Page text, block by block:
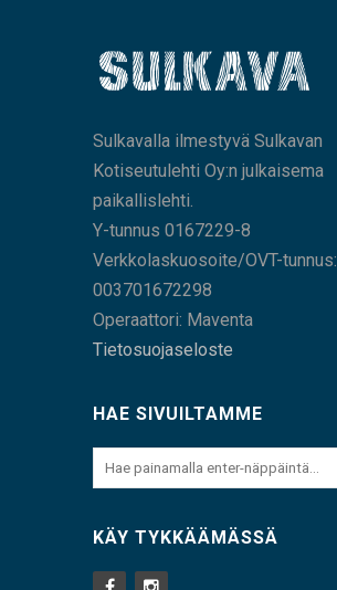
Sulkavalla ilmestyvä Sulkavan
Kotiseutulehti Oy:n julkaisema
paikallislehti.
Y-tunnus 0167229-8
Verkkolaskuosoite/OVT-tunnus:
003701672298
Operaattori: Maventa
Tietosuojaseloste
HAE SIVUILTAMME
KÄY TYKKÄÄMÄSSÄ